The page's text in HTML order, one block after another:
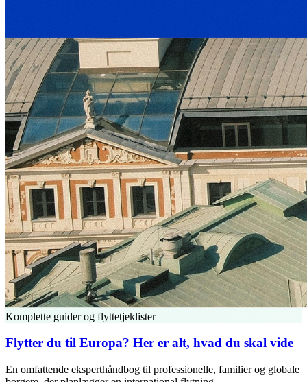
Komplette guider og flyttetjeklister
Flytter du til Europa? Her er alt, hvad du skal vide
En omfattende eksperthåndbog til professionelle, familier og globale